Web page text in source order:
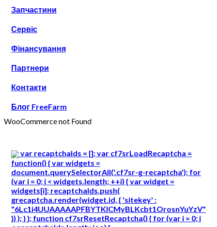
Запчастини
Сервіс
Фінансування
Партнери
Контакти
Блог FreeFarm
WooCommerce not Found
var recaptchaIds = []; var cf7srLoadRecaptcha =
function() { var widgets =
document.querySelectorAll('.cf7sr-g-recaptcha'); for
(var i = 0; i < widgets.length; ++i) { var widget =
widgets[i]; recaptchaIds.push(
grecaptcha.render(widget.id, { 'sitekey' :
"6Lc1i4UUAAAAAPFBYTKICMyBLKcbt1OrosnYuYzV"
}) ); } }; function cf7srResetRecaptcha() { for (var i = 0; i